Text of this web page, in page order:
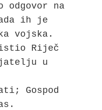
na
ih je
vojska.
Riječ
u
Gospod